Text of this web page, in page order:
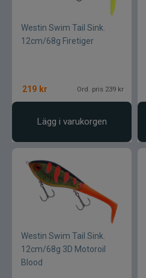
Westin Swim Tail Sink.
12cm/68g Firetiger
219 kr Ord. pris 239 kr
Lägg i varukorgen
Westin Swim Tail Sink.
12cm/68g 3D Motoroil
Blood